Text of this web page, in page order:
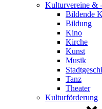
Kulturvereine &
Bildende
Bildung
Kino
Kirche
Kunst
Musik
Tanz
Theater
Kulturförderung